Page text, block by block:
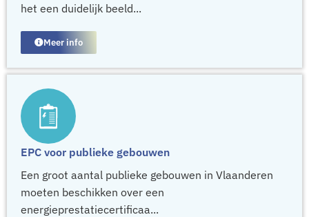
het een duidelijk beeld...
Meer info
EPC voor publieke gebouwen
Een groot aantal publieke gebouwen in Vlaanderen
moeten beschikken over een
energieprestatiecertificaa...